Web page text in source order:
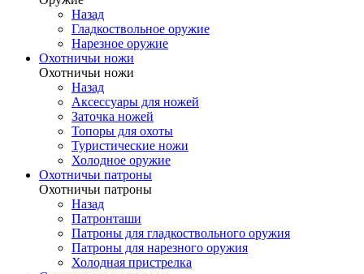
Назад
Гладкоствольное оружие
Нарезное оружие
Охотничьи ножи
Охотничьи ножи
Назад
Аксессуары для ножей
Заточка ножей
Топоры для охоты
Туристические ножи
Холодное оружие
Охотничьи патроны
Охотничьи патроны
Назад
Патронташи
Патроны для гладкоствольного оружия
Патроны для нарезного оружия
Холодная пристрелка